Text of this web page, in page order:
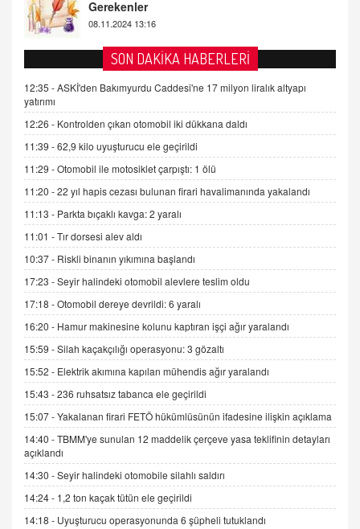
2 Kasım 2021 Salı 00:11
AV. DOĞAN CAN DOĞAN
Kişisel verilerin korunması ve dijital hukukun
gelişimi
SEHER EREK
Kış Ayları Geldi, Hangi Önlemler Alınmalı?
9.12.2025 10:11
İNCİ GÜL AKÖL
Trump Keşke Adana'yı da Ziyaret Etse...
06.07.2026 13:00
ADEM AKÖL
Esed Destekçilerinin Yüzüne Vurulan Şamar:
Sednaya
11.12.2024 12:30
DR. EKREM ASLAN
Gerçek Ne, Algı Ne? "Beraber Yürüyoruz"
Cümlesinin Peşinden
19.07.2025 12:45
Şifacının Yolu
04.11.2025 12:56
SON DAKİKA HABERLERİ
12:35 -ASKİ'den Bakımyurdu Caddesi'ne 17 milyon liralık altyapı
yatırımı
12:26 - Kontrolden çıkan otomobil iki dükkana daldı
11:39 -62,9 kilo uyuşturucu ele geçirildi
11:29 -Otomobil ile motosiklet çarpıştı: 1 ölü
11:20 -22 yıl hapis cezası bulunan firari havalimanında yakalandı
11:13 - Parkta bıçaklı kavga: 2 yaralı
11:01 -Tır dorsesi alev aldı
10:37 - Riskli binanın yıkımına başlandı
17:23 -Seyir halindeki otomobil alevlere teslim oldu
17:18 -Otomobil dereye devrildi: 6 yaralı
16:20 - Hamur makinesine kolunu kaptıran işçi ağır yaralandı
15:59 -Silah kaçakçılığı operasyonu: 3 gözaltı
15:52 - Elektrik akımına kapılan mühendis ağır yaralandı
15:43 -236 ruhsatsız tabanca ele geçirildi
15:07 -Yakalanan firari FETÖ hükümlüsünün ifadesine ilişkin açıklama
14:40 -TBMM'ye sunulan 12 maddelik çerçeve yasa teklifinin detayları
açıklandı
14:30 -Seyir halindeki otomobile silahlı saldırı
14:24 - 1,2 ton kaçak tütün ele geçirildi
14:18 - Uyuşturucu operasyonunda 6 şüpheli tutuklandı